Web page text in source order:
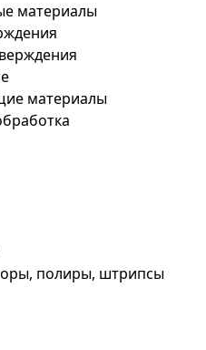
материалы
материалы
полиры, штрипсы